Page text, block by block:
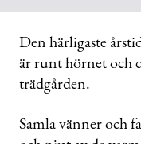
Den härligaste
är runt hörnet och
trädgården.
Samla vänner och